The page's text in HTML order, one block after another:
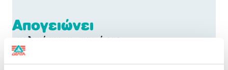
Απογειώνει
τα γλυκά και τα παγωτά σας
Συμπυκνωμένο